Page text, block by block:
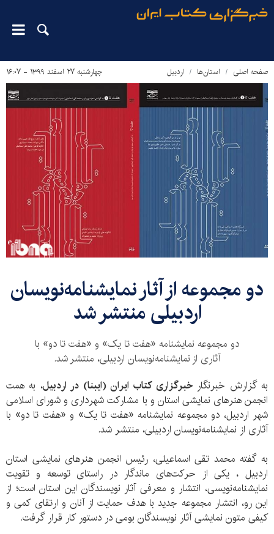
صفحه اصلی استان‌ها اردبیل چهارشنبه ۲۷ اسفند ۱۳۹۹ - ۱۶:۰۷
دو مجموعه از آثار نمایشنامه‌نویسان
اردبیلی منتشر شد
دو مجموعه نمایشنامه «هفت تا یک» و «هفت تا دو» با
آثاری از نمایشنامه‌نویسان اردبیلی، منتشر شد.
به گزارش خبرنگارخبرگزاری کتاب ایران (ایبنا) در اردبیل، به همت
انجمن هنرهای نمایشی استان و با مشارکت شهرداری و شورای اسلامی
شهر اردبیل، دو مجموعه نمایشنامه «هفت تا یک» و «هفت تا دو» با
آثاری از نمایشنامه‌نویسان اردبیلی، منتشر شد.
به گفته محمد تقی اسماعیلی، رئیس انجمن هنرهای نمایشی استان
اردبیل ، یکی از حرکت‌های ماندگار در راستای توسعه و تقویت
نمایشنامه‌نویسی، انتشار و معرفی آثار نویسندگان این استان است؛ از
این رو، انتشار مجموعه جدید با هدف حمایت از آنان و ارتقای کمی و
کیفی متون نمایشی آثار نویسندگان بومی در دستور کار قرار گرفت.